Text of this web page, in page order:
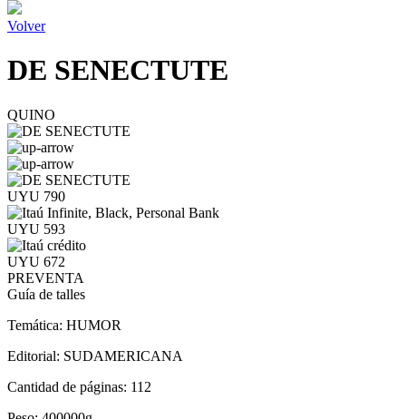
Volver
DE SENECTUTE
QUINO
UYU 790
UYU 593
UYU 672
PREVENTA
Guía de talles
Temática: HUMOR
Editorial: SUDAMERICANA
Cantidad de páginas: 112